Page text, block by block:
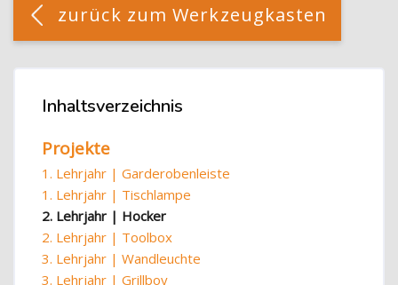
zurück zum Werkzeugkasten
Inhaltsverzeichnis überspringen
Inhaltsverzeichnis
Projekte
1. Lehrjahr | Garderobenleiste
1. Lehrjahr | Tischlampe
2. Lehrjahr | Hocker
2. Lehrjahr | Toolbox
3. Lehrjahr | Wandleuchte
3. Lehrjahr | Grillboy